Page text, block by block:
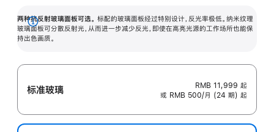
两种抗反射玻璃面板可选。 标配的玻璃面板经过特别设计，反光率极低。纳米纹理
玻璃面板可分散反射光，从而进一步减少反光，即使在高亮光源的工作场所也能保
持出色画质。
展
开
标准玻璃 RMB 11,999 起
或 RMB 500/月 (24 期) 起